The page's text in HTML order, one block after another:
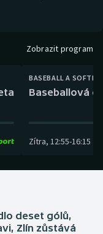
Zobrazit program
BASEBALL A
Baseballová
Zítra, 12:55-16:15
deset gólů,
Zlín zůstává